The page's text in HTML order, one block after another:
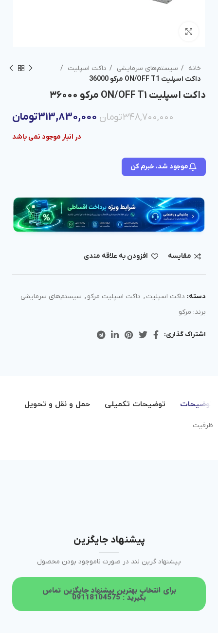
خانه سیستم‌های سرمایشی
داکت اسپلیت
داکت اسپلیت ON/OFF T1 مرکو 36000
داکت اسپلیت ON/OFF T1 مرکو 36000
۳۴۸,۷۰۰,۰۰۰تومان ۳۱۳,۸۳۰,۰۰۰تومان
در انبار موجود نمی باشد
موجود شد، خبرم کن
مقايسه افزودن به علاقه مندی
دسته: داکت اسپلیت , داکت اسپلیت مرکو , سیستم‌های سرمایشی
برند: مرکو
اشتراک گذاری:
توضیحات توضیحات تکمیلی حمل و نقل و تحویل
ظرفیت
پیشنهاد جایگزین
پیشنهاد گرین لند در صورت ناموجود بودن محصول
برای انتخاب بهترین پیشنهاد جایگزین تماس
بگیرید : 09118104575